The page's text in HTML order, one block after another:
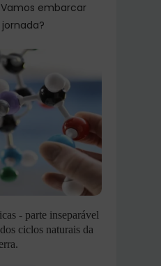
embarcar
- parte inseparável
ciclos naturais da